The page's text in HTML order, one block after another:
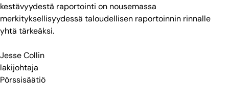
kestävyydestä raportointi on nousemassa
merkityksellisyydessä taloudellisen raportoinnin rinnalle
yhtä tärkeäksi.
Jesse Collin
lakijohtaja
Pörssisäätiö